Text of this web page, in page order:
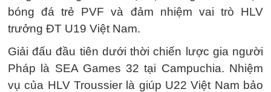
bóng đá trẻ PVF và đảm nhiệm vai trò HLV
trưởng ĐT U19 Việt Nam.
Giải đấu đầu tiên dưới thời chiến lược gia người
Pháp là SEA Games 32 tại Campuchia. Nhiệm
vụ của HLV Troussier là giúp U22 Việt Nam bảo